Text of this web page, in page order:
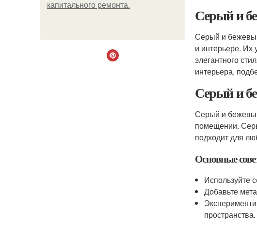
капитального ремонта.
Серый и
Серый и
и интерьере. Их
элегантного
интерьера,
Серый и
Серый и
помещении.
подходит для
Основные
Используйте
Добавьте
пространства.